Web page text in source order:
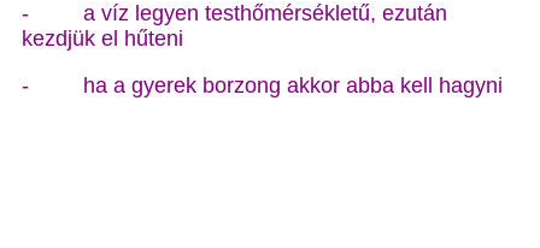
- a víz legyen testhőmérsékletű, ezután
kezdjük el hűteni
- ha a gyerek borzong akkor abba kell hagyni